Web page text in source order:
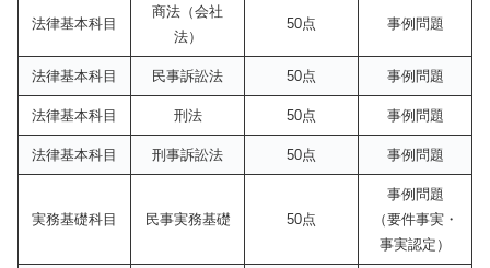
法律基本科目
商法（会社
法）
50点 事例問題
法律基本科目 民事訴訟法 50点 事例問題
法律基本科目 刑法 50点 事例問題
法律基本科目 刑事訴訟法 50点 事例問題
実務基礎科目 民事実務基礎 50点
事例問題
（要件事実・
事実認定）